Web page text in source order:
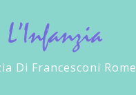
Di Francesconi